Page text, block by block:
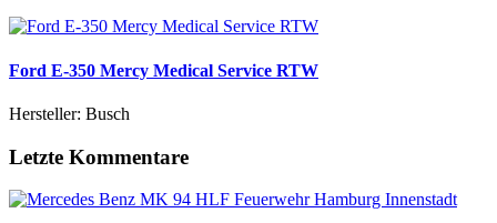
Ford E-350 Mercy Medical Service RTW
Hersteller: Busch
Letzte Kommentare